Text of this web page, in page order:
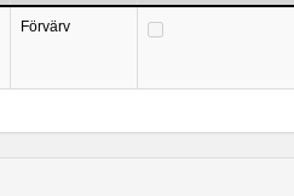
Förvärv